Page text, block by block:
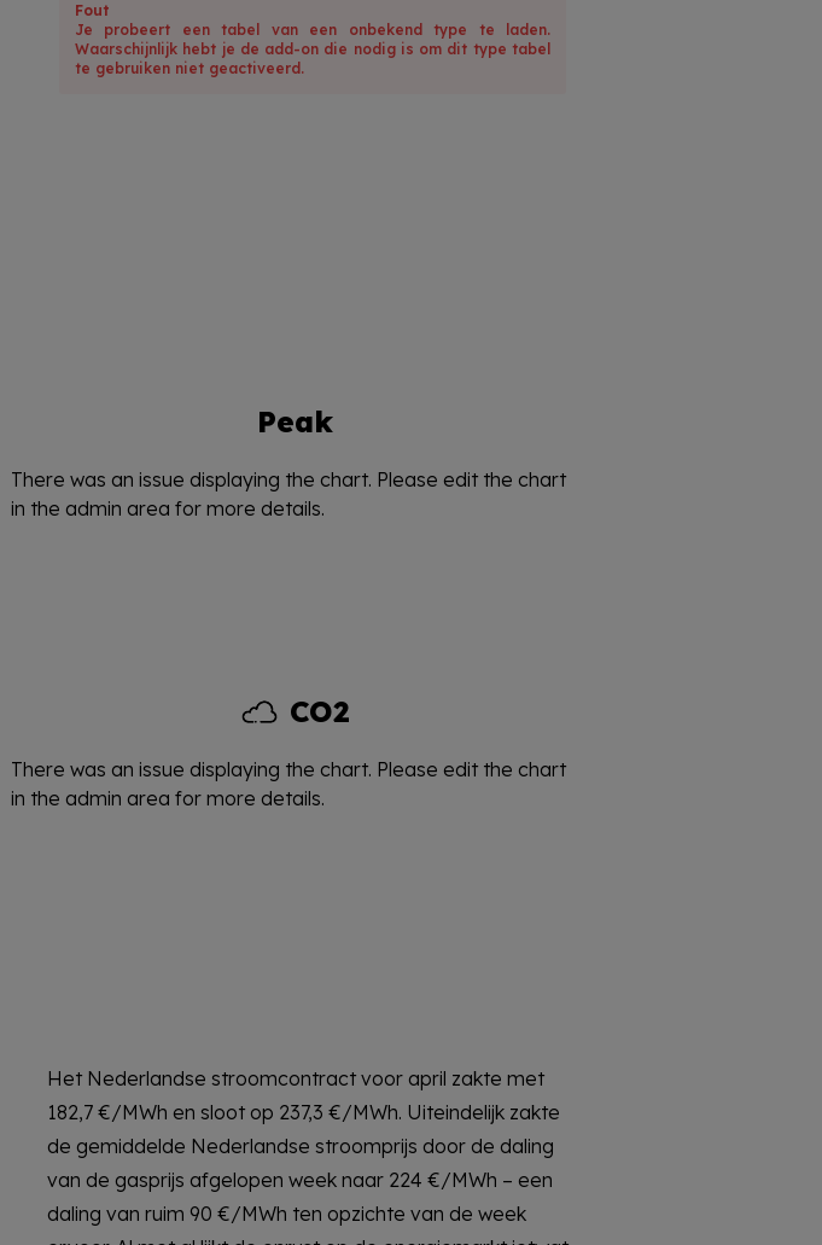
Fout
Je probeert een tabel van een onbekend type te laden.
Waarschijnlijk hebt je de add-on die nodig is om dit type tabel
te gebruiken niet geactiveerd.
Peak
There was an issue displaying the chart. Please edit the chart
in the admin area for more details.
CO2
There was an issue displaying the chart. Please edit the chart
in the admin area for more details.